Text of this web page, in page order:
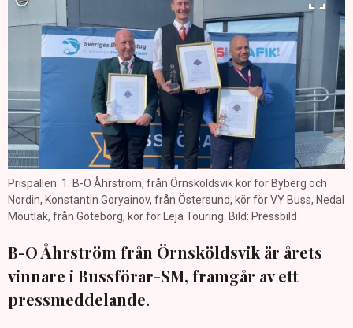
Prispallen: 1. B-O Åhrström, från Örnsköldsvik kör för Byberg och
Nordin, Konstantin Goryainov, från Östersund, kör för VY Buss, Nedal
Moutlak, från Göteborg, kör för Leja Touring. Bild: Pressbild
B-O Åhrström från Örnsköldsvik är årets
vinnare i Bussförar-SM, framgår av ett
pressmeddelande.